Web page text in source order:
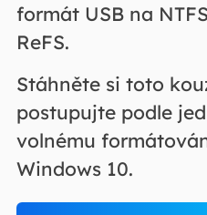
formát USB na
ReFS.
Stáhněte si toto
postupujte podle
volnému
Windows 10.